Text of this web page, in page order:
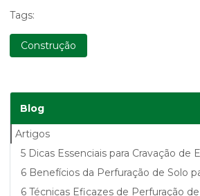
Tags:
Construção
Blog
Artigos
5 Dicas Essenciais para Cravação de
6 Benefícios da Perfuração de Solo
6 Técnicas Eficazes de Perfuração